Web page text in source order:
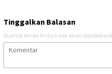
Tinggalkan Balasan
Alamat email Anda tidak akan